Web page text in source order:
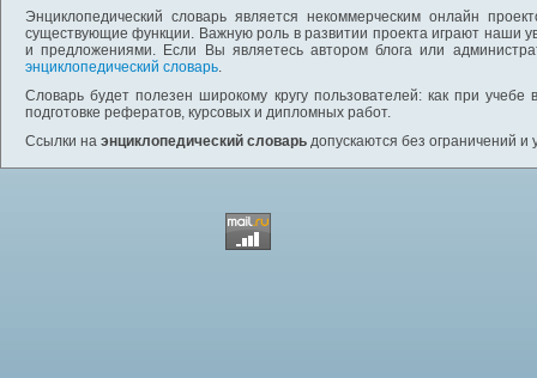
Энциклопедический словарь является некоммерческим онлайн
существующие функции. Важную роль в развитии проекта играют наши
и предложениями. Если Вы являетесь автором блога или
энциклопедический словарь.
Словарь будет полезен широкому кругу пользователей: как при
подготовке рефератов, курсовых и дипломных работ.
Ссылки на энциклопедический словарь допускаются без ограничений и